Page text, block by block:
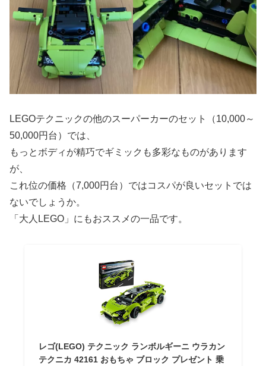
LEGOテクニックの他のスーパーカーのセット（10,000～
50,000円台）では、
もっとボディが精巧でギミックも多彩なものがあります
が、
これ位の価格（7,000円台）ではコスパが良いセットでは
ないでしょうか。
「大人LEGO」にもおススメの一品です。
レゴ(LEGO) テクニック ランボルギーニ ウラカン
テクニカ 42161 おもちゃ ブロック プレゼント 乗